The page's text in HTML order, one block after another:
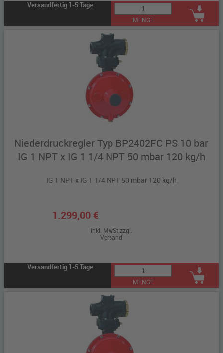
Versandfertig 1-5 Tage
MENGE
Niederdruckregler Typ BP2402FC PS 10 bar
IG 1 NPT x IG 1 1/4 NPT 50 mbar 120 kg/h
IG 1 NPT x IG 1 1/4 NPT 50 mbar 120 kg/h
1.299,00 €
inkl. MwSt zzgl.
Versand
Versandfertig 1-5 Tage
MENGE